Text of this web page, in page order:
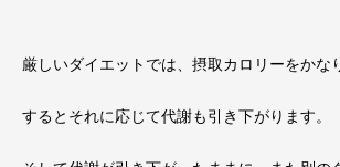
厳しいダイエットでは、摂取カロリーをかな
するとそれに応じて代謝も引き下がります。